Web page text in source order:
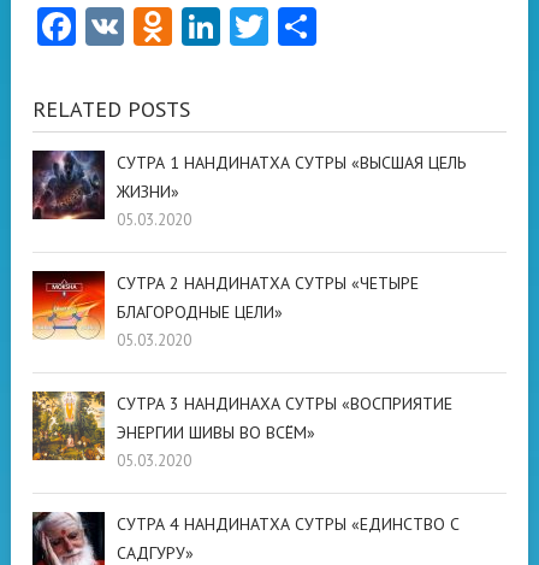
Facebook
VK Odnoklassniki
LinkedIn
Twitter
RELATED POSTS
СУТРА 1 НАНДИНАТХА СУТРЫ «ВЫСШАЯ ЦЕЛЬ
ЖИЗНИ»
05.03.2020
СУТРА 2 НАНДИНАТХА СУТРЫ «ЧЕТЫРЕ
БЛАГОРОДНЫЕ ЦЕЛИ»
05.03.2020
СУТРА 3 НАНДИНАХА СУТРЫ «ВОСПРИЯТИЕ
ЭНЕРГИИ ШИВЫ ВО ВСЁМ»
05.03.2020
СУТРА 4 НАНДИНАТХА СУТРЫ «ЕДИНСТВО С
САДГУРУ»